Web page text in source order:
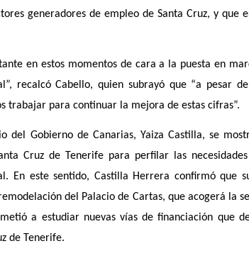
generadores de empleo de Santa Cruz, y que
en estos momentos de cara a la puesta en
recalcó Cabello, quien subrayó que “a pesar
trabajar para continuar la mejora de estas cifras”.
del Gobierno de Canarias, Yaiza Castilla, se
Cruz de Tenerife para perfilar las
En este sentido, Castilla Herrera confirmó que
del Palacio de Cartas, que acogerá la
a estudiar nuevas vías de financiación que
de Tenerife.